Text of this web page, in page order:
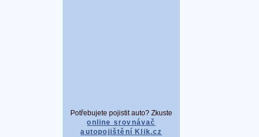
Potřebujete pojistit auto? Zkuste
online srovnávač
autopojištění Klik.cz